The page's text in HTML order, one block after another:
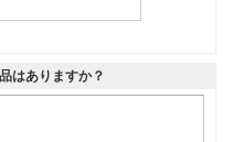
はありますか？